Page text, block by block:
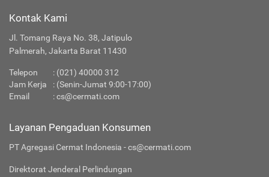
Kontak Kami
Jl. Tomang Raya No. 38, Jatipulo
Palmerah, Jakarta Barat 11430
Telepon : (021) 40000 312
Jam Kerja
: (Senin-Jumat 9:00-17:00)
Email
:cs@cermati.com
Layanan Pengaduan Konsumen
PT Agregasi Cermat Indonesia - cs@cermati.com
Direktorat Jenderal Perlindungan